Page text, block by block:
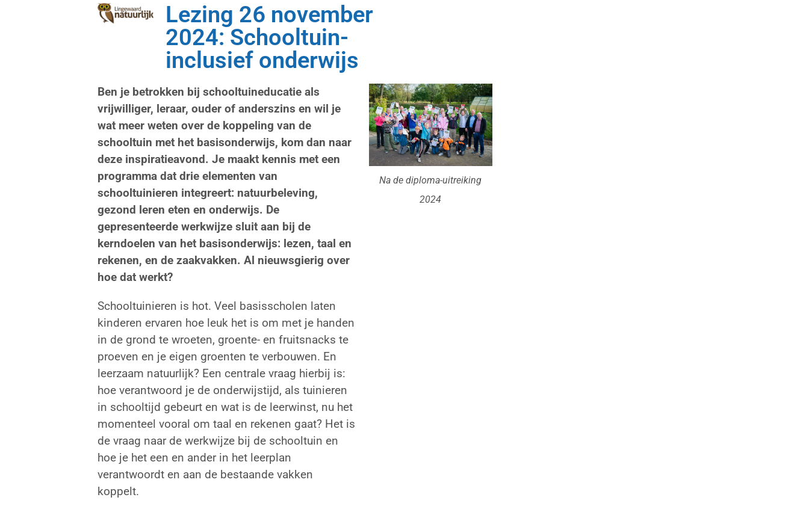
Lezing 26 november
2024: Schooltuin-
inclusief onderwijs
Ben je betrokken bij schooltuineducatie als
vrijwilliger, leraar, ouder of anderszins en wil je
wat meer weten over de koppeling van de
schooltuin met het basisonderwijs, kom dan naar
deze inspiratieavond. Je maakt kennis met een
programma dat drie elementen van
schooltuinieren integreert: natuurbeleving,
gezond leren eten en onderwijs. De
gepresenteerde werkwijze sluit aan bij de
kerndoelen van het basisonderwijs: lezen, taal en
rekenen, en de zaakvakken. Al nieuwsgierig over
hoe dat werkt?
Schooltuinieren is hot. Veel basisscholen laten
kinderen ervaren hoe leuk het is om met je handen
in de grond te wroeten, groente- en fruitsnacks te
proeven en je eigen groenten te verbouwen. En
leerzaam natuurlijk? Een centrale vraag hierbij is:
hoe verantwoord je de onderwijstijd, als tuinieren
in schooltijd gebeurt en wat is de leerwinst, nu het
momenteel vooral om taal en rekenen gaat? Het is
de vraag naar de werkwijze bij de schooltuin en
hoe je het een en ander in het leerplan
verantwoordt en aan de bestaande vakken
koppelt.
Na de diploma-uitreiking
2024